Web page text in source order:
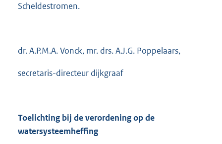
Scheldestromen.
dr. A.P.M.A. Vonck, mr. drs. A.J.G. Poppelaars,
secretaris-directeur dijkgraaf
Toelichting bij de verordening op de
watersysteemheffing